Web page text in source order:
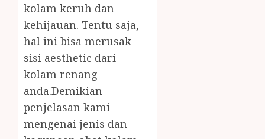
kolam keruh dan
kehijauan. Tentu saja,
hal ini bisa merusak
sisi aesthetic dari
kolam renang
anda.Demikian
penjelasan kami
mengenai jenis dan